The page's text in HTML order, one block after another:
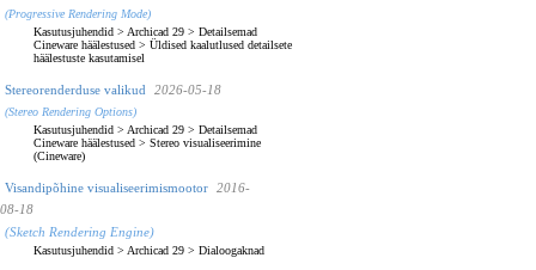
(Progressive Rendering Mode)
Kasutusjuhendid > Archicad 29 > Detailsemad
Cineware häälestused > Üldised kaalutlused detailsete
häälestuste kasutamisel
Stereorenderduse valikud 2026-05-18
(Stereo Rendering Options)
Kasutusjuhendid > Archicad 29 > Detailsemad
Cineware häälestused > Stereo visualiseerimine
(Cineware)
Visandipõhine visualiseerimismootor
2016-
08-18
(Sketch Rendering Engine)
Kasutusjuhendid > Archicad 29 > Dialoogaknad